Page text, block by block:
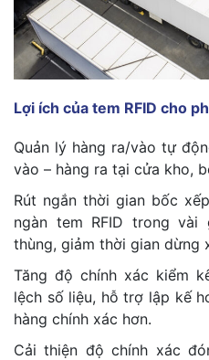
Lợi ích của tem RFID cho
Quản lý hàng ra/vào tự
vào – hàng ra tại cửa kho,
Rút ngắn thời gian bốc
ngàn tem RFID trong
thùng, giảm thời gian dừng
Tăng độ chính xác kiểm
lệch số liệu, hỗ trợ lập kế
hàng chính xác hơn.
Cải thiện độ chính xác